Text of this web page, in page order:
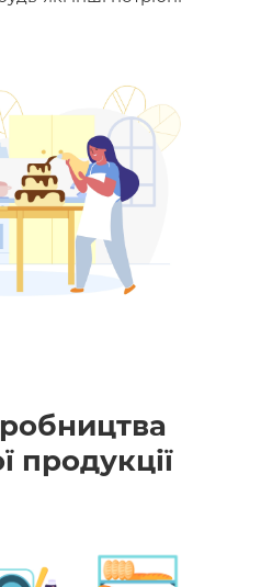
продукції